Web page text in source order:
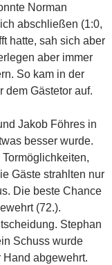
Norman
abschließen (1:0,
hatte, sah sich aber
aber immer
So kam in der
dem Gästetor auf.
Jakob Föhres in
besser wurde.
Gäste strahlten nur
Die beste Chance
(72.).
Stephan
Schuss wurde
Hand abgewehrt.